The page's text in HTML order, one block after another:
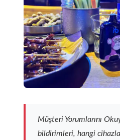
Müşteri Yorumlarını
bildirimleri, hangi